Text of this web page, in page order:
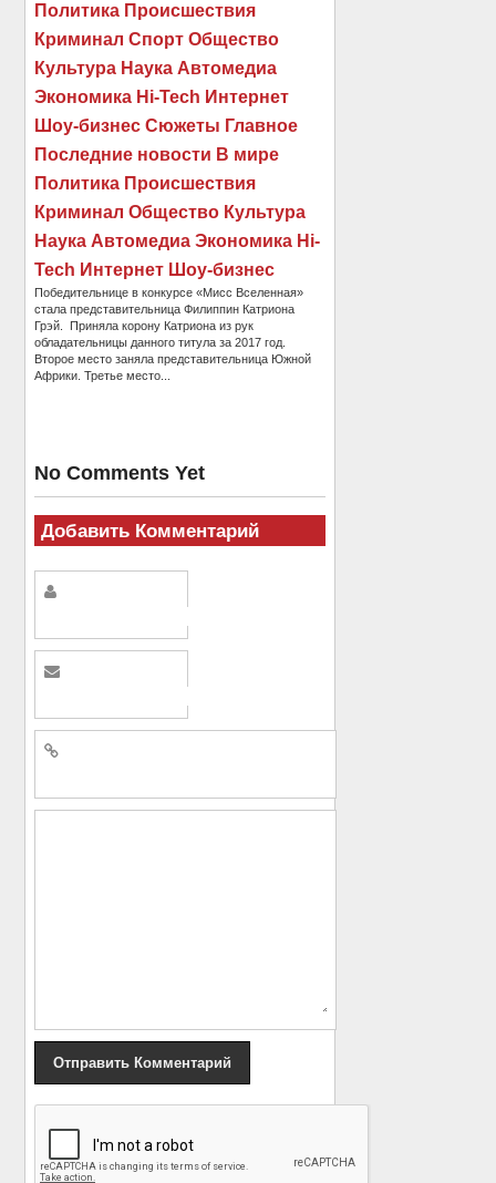
Политика Происшествия
Криминал Спорт Общество
Культура Наука Автомедиа
Экономика Hi-Tech Интернет
Шоу-бизнес Сюжеты Главное
Последние новости В мире
Политика Происшествия
Криминал Общество Культура
Наука Автомедиа Экономика Hi-
Tech Интернет Шоу-бизнес
Победительнице в конкурсе «Мисс Вселенная»
стала представительница Филиппин Катриона
Грэй. Приняла корону Катриона из рук
обладательницы данного титула за 2017 год.
Второе место заняла представительница Южной
Африки. Третье место...
No Comments Yet
Добавить Комментарий
Виктор Сухоруков
призвал отправить
Майкова в монастырь
юбилейный сезон шоу
«Голос. Дети»